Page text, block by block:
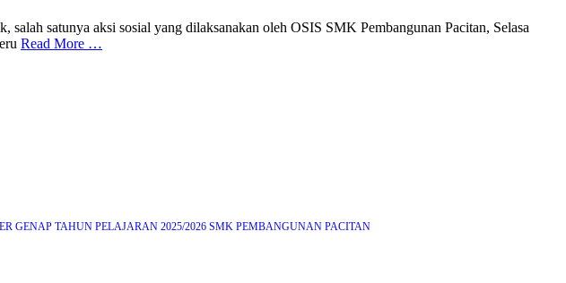
satunya aksi sosial yang dilaksanakan oleh OSIS SMK Pembangunan Pacitan, Selasa
Read More …
GENAP TAHUN PELAJARAN 2025/2026 SMK PEMBANGUNAN PACITAN